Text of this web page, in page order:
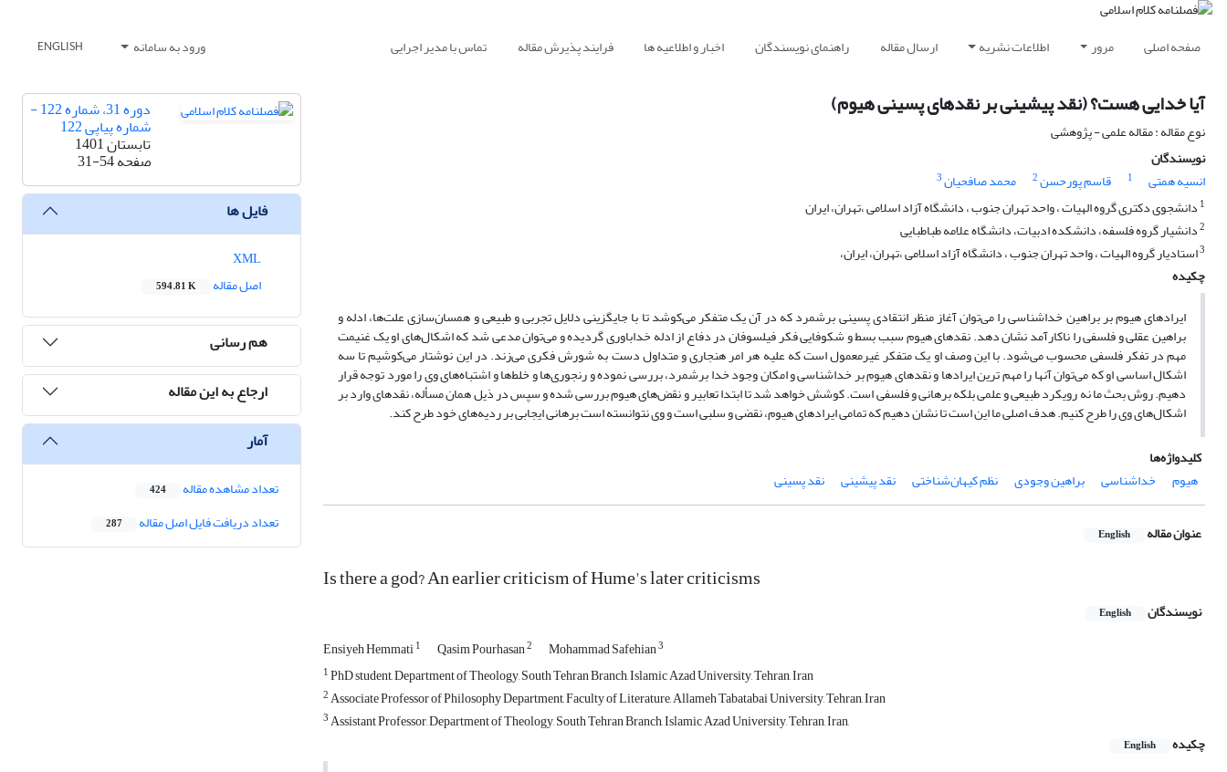
صفحه اصلی مرور اطلاعات نشریه ارسال مقاله راهنمای نویسندگان اخبار و اطلاعیه ها فرایند پذیرش مقاله تماس با مدیر اجرایی ورود به سامانه ENGLISH
آیا خدایی هست؟ (نقد پیشینی بر نقدهای پسینی هیوم)
نوع مقاله : مقاله علمی - پژوهشی
نویسندگان
انسیه همتی
1 قاسم پورحسن2 محمد صافحیان3
1 دانشجوی دکتری گروه الهیات ، واحد تهران جنوب ، دانشگاه آزاد اسلامی ،تهران، ایران
2دانشیار گروه فلسفه، دانشکده ادبیات، دانشگاه علامه طباطبایی
3استادیار گروه الهیات ، واحد تهران جنوب ، دانشگاه آزاد اسلامی ،تهران، ایران،
چکیده
ایرادهای هیوم بر براهین خداشناسی را می‌توان آغاز منظر انتقادی پسینی برشمرد که در آن یک متفکر می‌کوشد تا با جایگزینی دلایل تجربی و طبیعی و همسان‌سازی علت‌ها، ادله و
براهین عقلی و فلسفی را ناکارآمد نشان دهد. نقدهای هیوم سبب بسط و شکوفایی فکر فیلسوفان در دفاع از ادله خداباوری گردیده و می‌توان مدعی شد که اشکال‌های او یک غنیمت
مهم در تفکر فلسفی محسوب می‌شود. با این وصف او یک متفکر غیرمعمول است که علیه هر امر هنجاری و متداول دست به شورش فکری می‌زند. در این نوشتار می‌کوشیم تا سه
اشکال اساسی او که می‌توان آنها را مهم ترین ایرادها و نقدهای هیوم بر خداشناسی و امکان وجود خدا برشمرد، بررسی نموده و رنجوری‌ها و خلط‌ها و اشتباه‌های وی را مورد توجه قرار
دهیم. روش بحث ما نه رویکرد طبیعی و علمی بلکه برهانی و فلسفی است. کوشش خواهد شد تا ابتدا تعابیر و نقض‌های هیوم بررسی شده و سپس در ذیل همان مسأله، نقدهای وارد بر
اشکال‌های وی را طرح کنیم. هدف اصلی ما این است تا نشان دهیم که تمامی ایرادهای هیوم، نقضی و سلبی است و وی نتوانسته‌ است برهانی ایجابی بر ردیه‌های خود طرح کند.
کلیدواژه‌ها
هیوم
خداشناسی براهین وجودی نظم کیهان‌شناختی نقد پیشینی نقد پسینی
عنوان مقاله English
Is there a god? An earlier criticism of Hume's later criticisms
نویسندگان English
Ensiyeh Hemmati1 Qasim Pourhasan2 Mohammad Safehian3
1PhD student, Department of Theology, South Tehran Branch, Islamic Azad University, Tehran, Iran
2Associate Professor of Philosophy Department, Faculty of Literature, Allameh Tabatabai University, Tehran, Iran
3Assistant Professor, Department of Theology, South Tehran Branch, Islamic Azad University, Tehran, Iran,
چکیده
English
دوره 31، شماره 122 -
شماره پیاپی 122
تابستان 1401
صفحه31-54
فایل ها
اصل مقاله
594.81 K
هم رسانی
ارجاع به این مقاله
آمار
تعداد مشاهده مقاله 424
تعداد دریافت فایل اصل مقاله 287